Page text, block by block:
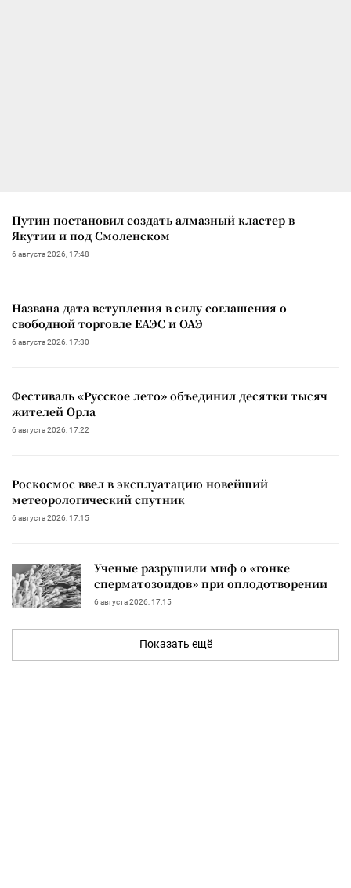
Путин постановил создать алмазный кластер в
Якутии и под Смоленском
6 августа 2026, 17:48
Названа дата вступления в силу соглашения о
свободной торговле ЕАЭС и ОАЭ
6 августа 2026, 17:30
Фестиваль «Русское лето» объединил десятки тысяч
жителей Орла
6 августа 2026, 17:22
Роскосмос ввел в эксплуатацию новейший
метеорологический спутник
6 августа 2026, 17:15
Ученые разрушили миф о «гонке
сперматозоидов» при оплодотворении
6 августа 2026, 17:15
Показать ещё